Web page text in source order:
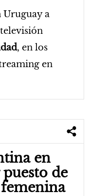
Uruguay a
, en los
en
en
de